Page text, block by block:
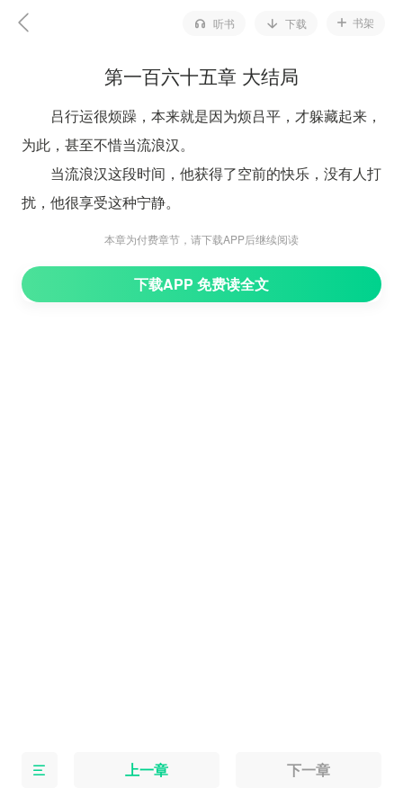
听书 下载 书架
第一百六十五章 大结局
吕行运很烦躁，本来就是因为烦吕平，才躲藏起来，
为此，甚至不惜当流浪汉。
当流浪汉这段时间，他获得了空前的快乐，没有人打
扰，他很享受这种宁静。
但是这种宁静，没有持续很久，就又被打破了。
是看到自己衣衫褴褛的样子，也没有一丝的关心。
本章为付费章节，请下载APP后继续阅读
下载APP 免费读全文
上一章 下一章